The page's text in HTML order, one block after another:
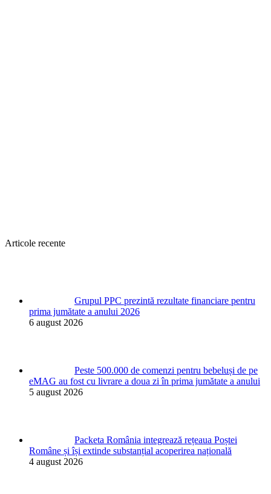
Articole recente
Grupul PPC prezintă rezultate financiare pentru
prima jumătate a anului 2026
6 august 2026
Peste 500.000 de comenzi pentru bebeluși de pe
eMAG au fost cu livrare a doua zi în prima jumătate a anului
5 august 2026
Packeta România integrează rețeaua Poștei
Române și își extinde substanțial acoperirea națională
4 august 2026